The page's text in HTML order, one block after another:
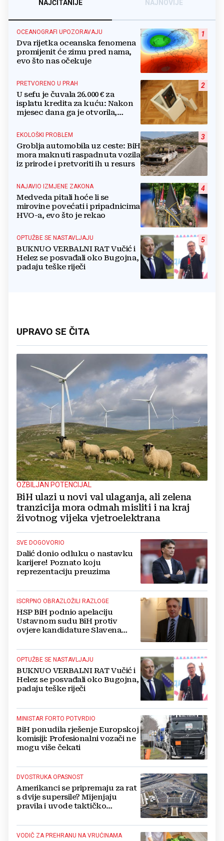
NAJČITANIJE NAJNOVIJE
1
OCEANOGRAFI UPOZORAVAJU
Dva rijetka oceanska fenomena
promijenit će zimu pred nama,
evo što nas očekuje
2
PRETVORENO U PRAH
U sefu je čuvala 26.000 € za
isplatu kredita za kuću: Nakon
mjesec dana ga je otvorila,
3
EKOLOŠKI PROBLEM
Groblja automobila uz ceste: BiH
mora maknuti raspadnuta vozila
iz prirode i pretvoriti ih u resurs
4
NAJAVIO IZMJENE ZAKONA
Medveda pitali hoće li se
mirovine povećati i pripadnicima
HVO-a, evo što je rekao
5
OPTUŽBE SE NASTAVLJAJU
BUKNUO VERBALNI RAT Vučić i
Helez se posvađali oko Bugojna,
padaju teške riječi
UPRAVO SE ČITA
OZBILJAN POTENCIJAL
BiH ulazi u novi val ulaganja, ali zelena
tranzicija mora odmah misliti i na kraj
životnog vijeka vjetroelektrana
SVE DOGOVORIO
Dalić donio odluku o nastavku
karijere! Poznato koju
reprezentaciju preuzima
ISCRPNO OBRAZLOŽILI RAZLOGE
HSP BiH podnio apelaciju
Ustavnom sudu BiH protiv
ovjere kandidature Slavena
OPTUŽBE SE NASTAVLJAJU
BUKNUO VERBALNI RAT Vučić i
Helez se posvađali oko Bugojna,
padaju teške riječi
MINISTAR FORTO POTVRDIO
BiH ponudila rješenje Europskoj
komisiji: Profesionalni vozači ne
mogu više čekati
DVOSTRUKA OPASNOST
Amerikanci se pripremaju za rat
s dvije supersile? Mijenjaju
pravila i uvode taktičko
VODIČ ZA PREHRANU NA VRUĆINAMA